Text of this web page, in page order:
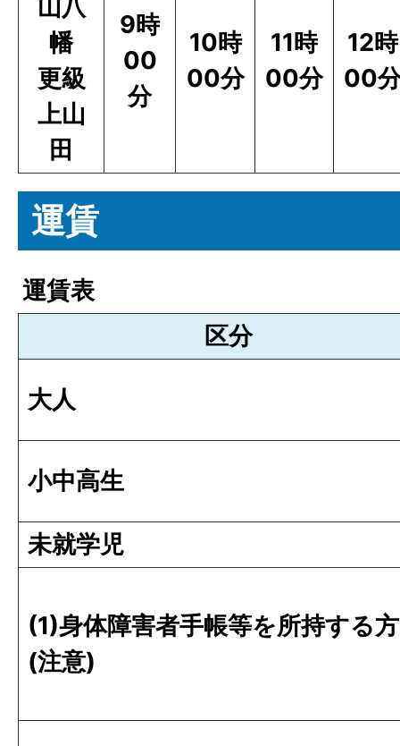
山八
幡
更級
上山
田
9時
00
分
10時
00分
11時
00分
12時
00
運賃
運賃表
区分
大人
小中高生
未就学児
(1)身体障害者手帳等を所持する方
(注意)